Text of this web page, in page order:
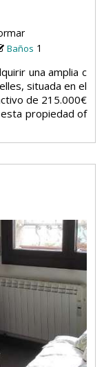
Baños 1
una amplia c
situada en el
de 215.000€
propiedad of